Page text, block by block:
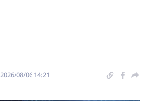
2026/08/06 14:21